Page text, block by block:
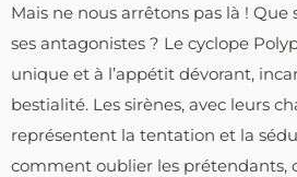
Mais ne nous arrêtons pas là ! Que
ses antagonistes ? Le cyclope
unique et à l’appétit dévorant,
bestialité. Les sirènes, avec leurs
représentent la tentation et la
comment oublier les prétendants,